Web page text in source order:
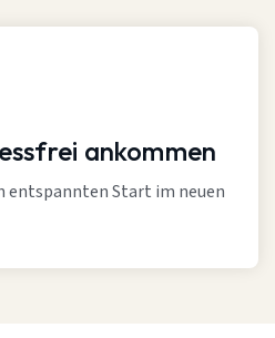
ankommen
entspannten Start im neuen